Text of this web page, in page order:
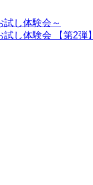
し体験会～
し体験会 【第2弾】